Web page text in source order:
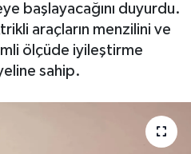
başlayacağını duyurdu.
araçların menzilini ve
ölçüde iyileştirme
sahip.